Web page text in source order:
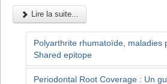
Lire la suite...
Polyarthrite rhumatoïde, maladies
Shared epitope
Periodontal Root Coverage : Un